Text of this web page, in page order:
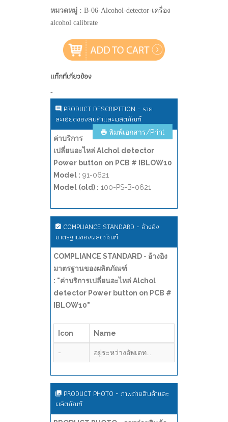
หมวดหมู่ : B-06-Alcohol-detector-เครื่อง
alcohol calibrate
แท็กที่เกี่ยวข้อง
-
PRODUCT DESCRIPTTION - ราย
ละเอียดของสินค้าและผลิตภัณฑ์
พิมพ์เอกสาร/Print
ค่าบริการ
เปลี่ยนอะไหล่ Alchol detector
Power button on PCB # IBLOW10
Model : 91-0621
Model (old) : 100-PS-B-0621
COMPLIANCE STANDARD - อ้างอิง
มาตรฐานของผลิตภัณฑ์
COMPLIANCE STANDARD - อ้างอิง
มาตรฐานของผลิตภัณฑ์
: "ค่าบริการเปลี่ยนอะไหล่ Alchol
detector Power button on PCB #
IBLOW10"
Icon Name
- อยู่ระหว่างอัพเดท...
PRODUCT PHOTO - ภาพถ่ายสินค้าและ
ผลิตภัณฑ์